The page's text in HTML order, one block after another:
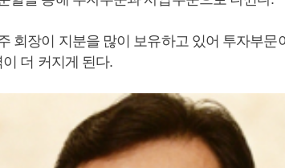
회장이 지분을 많이 보유하고 있어 투자부문
더 커지게 된다.